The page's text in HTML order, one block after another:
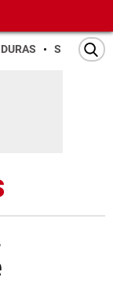
SAN PEDRO